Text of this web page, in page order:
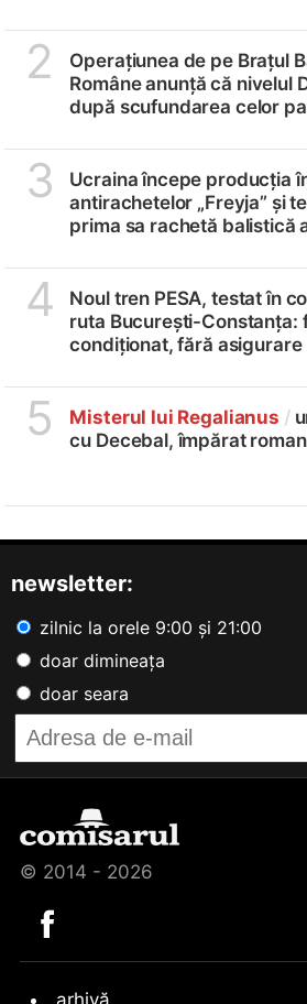
2
Operațiunea de pe Brațul
Române anunță că nivelul
după scufundarea celor
3
Ucraina începe producția
antirachetelor „Freyja” și
prima sa rachetă balistică
4
Noul tren PESA, testat în
ruta București-Constanța:
condiționat, fără asigurare
5 Misterul lui Regalianus /
cu Decebal, împărat
newsletter:
zilnic la orele 9:00 și 21:00
doar dimineața
doar seara
© 2014 - 2026